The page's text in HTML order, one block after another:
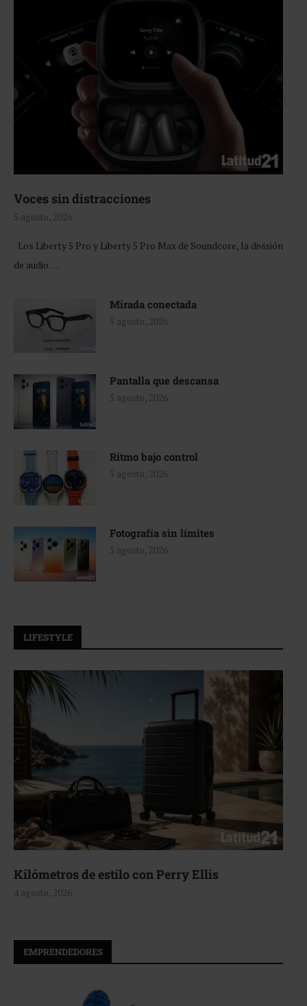
Voces sin distracciones
5 agosto, 2026
Los Liberty 5 Pro y Liberty 5 Pro Max de Soundcore, la división
de audio …
Mirada conectada
5 agosto, 2026
Pantalla que descansa
5 agosto, 2026
Ritmo bajo control
5 agosto, 2026
Fotografía sin límites
5 agosto, 2026
LIFESTYLE
Kilómetros de estilo con Perry Ellis
4 agosto, 2026
EMPRENDEDORES